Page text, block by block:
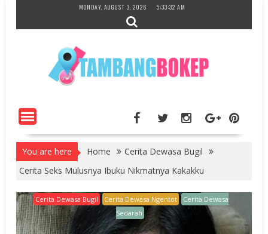
content
MONDAY, AUGUST 3, 2026 5:33:33 AM
You are here Home
Cerita Dewasa Bugil
Cerita Seks Mulusnya Ibuku Nikmatnya Kakakku
Cerita Dewasa Bugil Cerita Dewasa Ngentot
Cerita Dewasa
Sedarah